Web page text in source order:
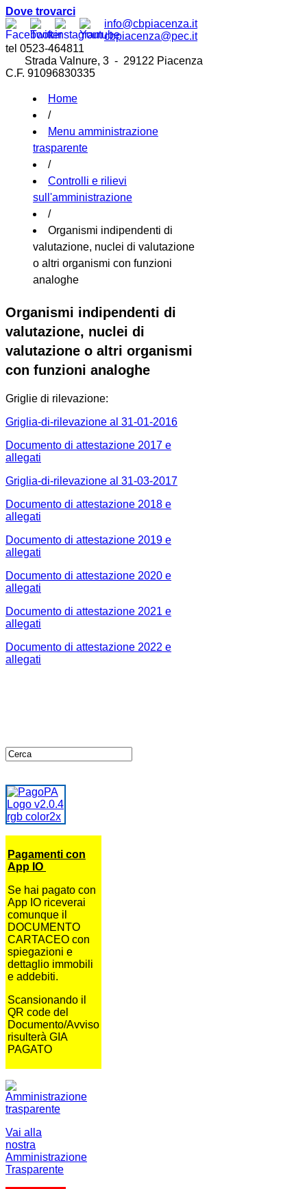
Dove trovarci
info@cbpiacenza.it
cbpiacenza@pec.it
tel 0523-464811
Strada Valnure, 3 - 29122 Piacenza
C.F. 91096830335
Home
/
Menu amministrazione
trasparente
/
Controlli e rilievi
sull'amministrazione
/
Organismi indipendenti di
valutazione, nuclei di valutazione
o altri organismi con funzioni
analoghe
Organismi indipendenti di
valutazione, nuclei di
valutazione o altri organismi
con funzioni analoghe
Griglie di rilevazione:
Griglia-di-rilevazione al 31-01-2016
Documento di attestazione 2017 e
allegati
Griglia-di-rilevazione al 31-03-2017
Documento di attestazione 2018 e
allegati
Documento di attestazione 2019 e
allegati
Documento di attestazione 2020 e
allegati
Documento di attestazione 2021 e
allegati
Documento di attestazione 2022 e
allegati
Pagamenti con
App IO
Se hai pagato con
App IO riceverai
comunque il
DOCUMENTO
CARTACEO con
spiegazioni e
dettaglio immobili
e addebiti.
Scansionando il
QR code del
Documento/Avviso
risulterà GIA
PAGATO
Vai alla
nostra
Amministrazione
Trasparente